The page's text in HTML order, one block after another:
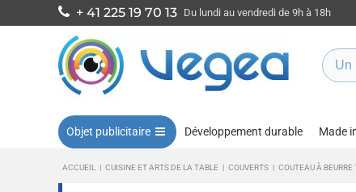
+ 41 225 19 70 13 Du lundi au vendredi de 9h à 18h
Objet publicitaire Développement durable Made
ACCUEIL | CUISINE ET ARTS DE LA TABLE | COUVERTS | COUTEAU À BEURRE